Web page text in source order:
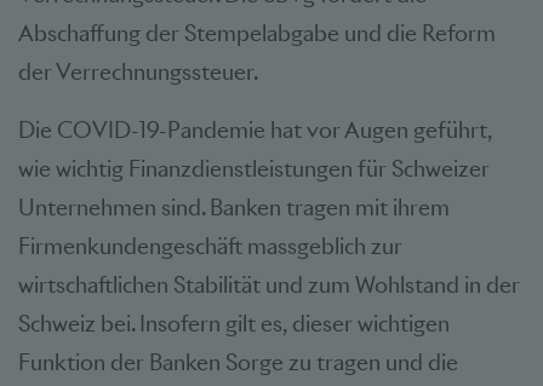
Abschaffung der Stempelabgabe und die Reform
der Verrechnungssteuer.
Die COVID-19-Pandemie hat vor Augen geführt,
wie wichtig Finanzdienstleistungen für Schweizer
Unternehmen sind. Banken tragen mit ihrem
Firmenkundengeschäft massgeblich zur
wirtschaftlichen Stabilität und zum Wohlstand in der
Schweiz bei. Insofern gilt es, dieser wichtigen
Funktion der Banken Sorge zu tragen und die